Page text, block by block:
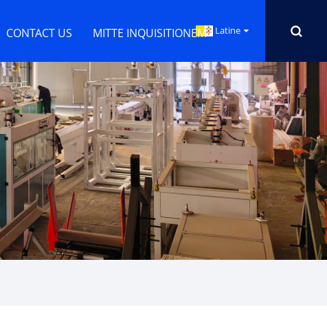
CONTACT US MITTE INQUISITIONEM Latine